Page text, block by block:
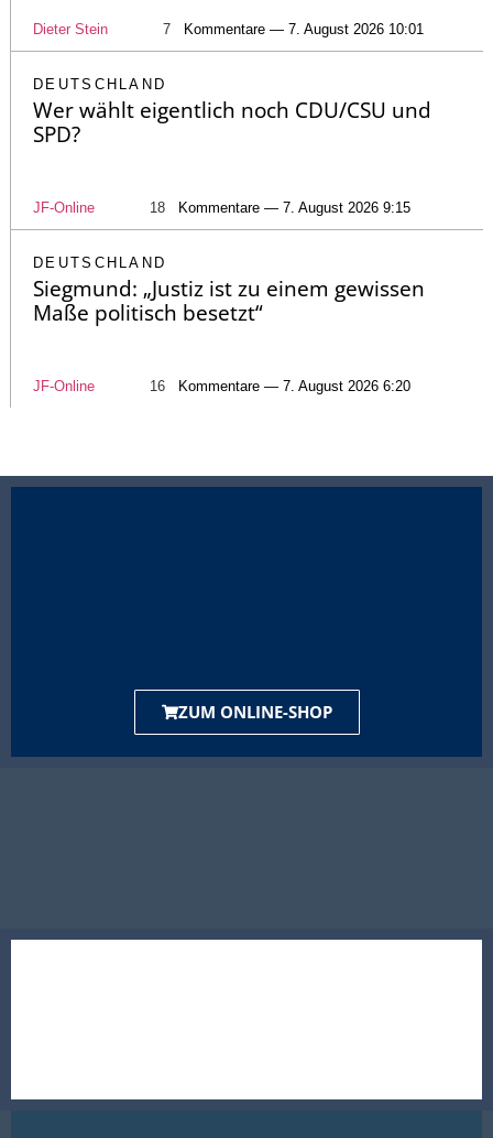
Dieter Stein 7 Kommentare — 7. August 2026 10:01
DEUTSCHLAND
Wer wählt eigentlich noch CDU/CSU und
SPD?
JF-Online 18 Kommentare — 7. August 2026 9:15
DEUTSCHLAND
Siegmund: „Justiz ist zu einem gewissen
Maße politisch besetzt“
JF-Online 16 Kommentare — 7. August 2026 6:20
ZUM ONLINE-SHOP